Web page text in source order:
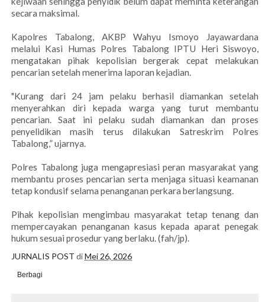
secara maksimal.
Kapolres Tabalong, AKBP Wahyu Ismoyo Jayawardana
melalui Kasi Humas Polres Tabalong IPTU Heri Siswoyo,
mengatakan pihak kepolisian bergerak cepat melakukan
pencarian setelah menerima laporan kejadian.
"Kurang dari 24 jam pelaku berhasil diamankan setelah
menyerahkan diri kepada warga yang turut membantu
pencarian. Saat ini pelaku sudah diamankan dan proses
penyelidikan masih terus dilakukan Satreskrim Polres
Tabalong,” ujarnya.
Polres Tabalong juga mengapresiasi peran masyarakat yang
membantu proses pencarian serta menjaga situasi keamanan
tetap kondusif selama penanganan perkara berlangsung.
Pihak kepolisian mengimbau masyarakat tetap tenang dan
mempercayakan penanganan kasus kepada aparat penegak
hukum sesuai prosedur yang berlaku. (fah/jp).
JURNALIS POST diMei 26, 2026
Berbagi